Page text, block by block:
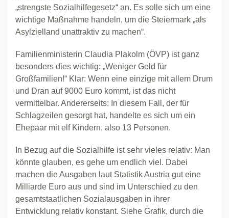
„strengste Sozialhilfegesetz“ an. Es solle sich um eine
wichtige Maßnahme handeln, um die Steiermark „als
Asylzielland unattraktiv zu machen“.
Familienministerin Claudia Plakolm (ÖVP) ist ganz
besonders dies wichtig: „Weniger Geld für
Großfamilien!“ Klar: Wenn eine einzige mit allem Drum
und Dran auf 9000 Euro kommt, ist das nicht
vermittelbar. Andererseits: In diesem Fall, der für
Schlagzeilen gesorgt hat, handelte es sich um ein
Ehepaar mit elf Kindern, also 13 Personen.
In Bezug auf die Sozialhilfe ist sehr vieles relativ: Man
könnte glauben, es gehe um endlich viel. Dabei
machen die Ausgaben laut Statistik Austria gut eine
Milliarde Euro aus und sind im Unterschied zu den
gesamtstaatlichen Sozialausgaben in ihrer
Entwicklung relativ konstant. Siehe Grafik, durch die